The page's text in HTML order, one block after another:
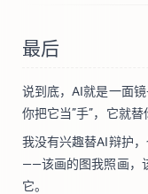
最后
说到底，AI就是一面镜
你把它当”手”，它就替
我没有兴趣替AI辩护
——该画的图我照画，
它。